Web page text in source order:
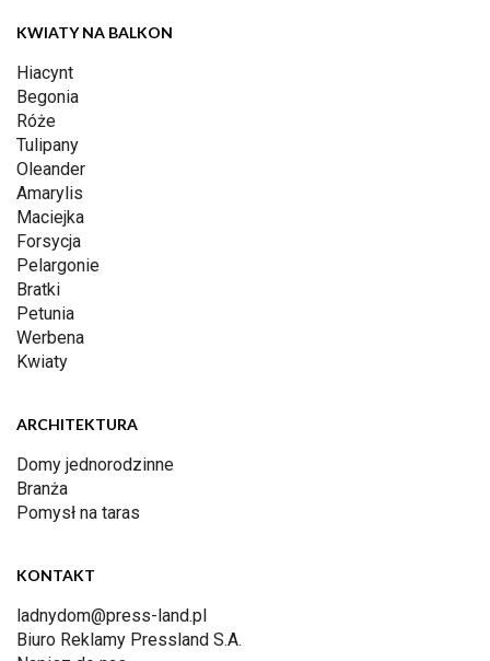
KWIATY NA BALKON
Hiacynt
Begonia
Róże
Tulipany
Oleander
Amarylis
Maciejka
Forsycja
Pelargonie
Bratki
Petunia
Werbena
Kwiaty
ARCHITEKTURA
Domy jednorodzinne
Branża
Pomysł na taras
KONTAKT
ladnydom@press-land.pl
Biuro Reklamy Pressland S.A.